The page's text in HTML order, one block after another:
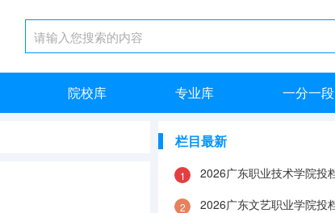
院校库 专业库 一分一段
栏目最新